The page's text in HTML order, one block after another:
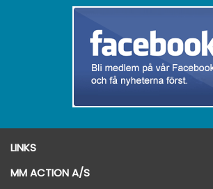
LINKS
MM ACTION A/S